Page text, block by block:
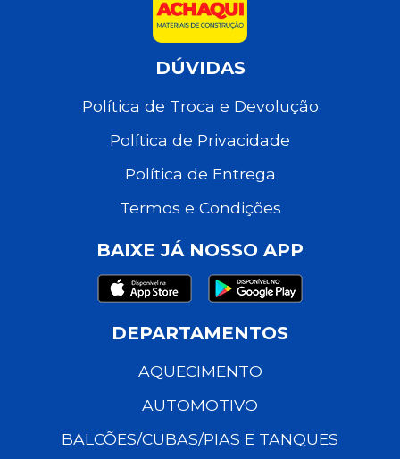
DÚVIDAS
Política de Troca e Devolução
Política de Privacidade
Política de Entrega
Termos e Condições
BAIXE JÁ NOSSO APP
DEPARTAMENTOS
AQUECIMENTO
AUTOMOTIVO
BALCÕES/CUBAS/PIAS E TANQUES